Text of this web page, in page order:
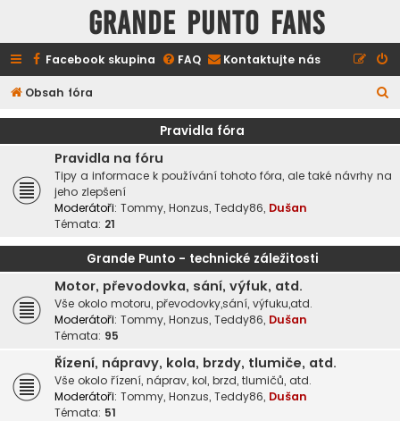
GRANDE PUNTO FANS
Facebook skupina FAQ Kontaktujte nás
Obsah fóra
l
a
Pravidla fóra
Pravidla na fóru
Tipy a informace k používání tohoto fóra, ale také návrhy na
jeho zlepšení
Moderátoři: Tommy, Honzus, Teddy86, Dušan
Témata: 21
Grande Punto - technické záležitosti
Motor, převodovka, sání, výfuk, atd.
Vše okolo motoru, převodovky,sání, výfuku,atd.
Moderátoři: Tommy, Honzus, Teddy86, Dušan
Témata: 95
Řízení, nápravy, kola, brzdy, tlumiče, atd.
Vše okolo řízení, náprav, kol, brzd, tlumičů, atd.
Moderátoři: Tommy, Honzus, Teddy86, Dušan
Témata: 51